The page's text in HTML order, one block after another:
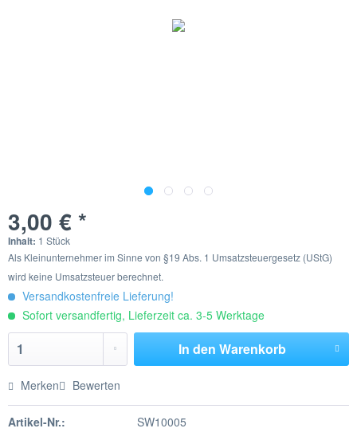
3,00 € *
Inhalt: 1 Stück
Als Kleinunternehmer im Sinne von §19 Abs. 1 Umsatzsteuergesetz (UStG)
wird keine Umsatzsteuer berechnet.
Versandkostenfreie Lieferung!
Sofort versandfertig, Lieferzeit ca. 3-5 Werktage
In den Warenkorb
Merken Bewerten
Artikel-Nr.: SW10005